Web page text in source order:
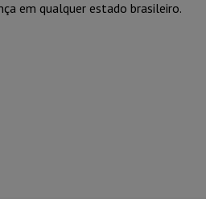
em qualquer estado brasileiro.